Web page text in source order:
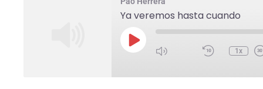
Ya veremos hasta cuando
1x